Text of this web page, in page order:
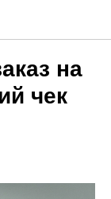
на
чек